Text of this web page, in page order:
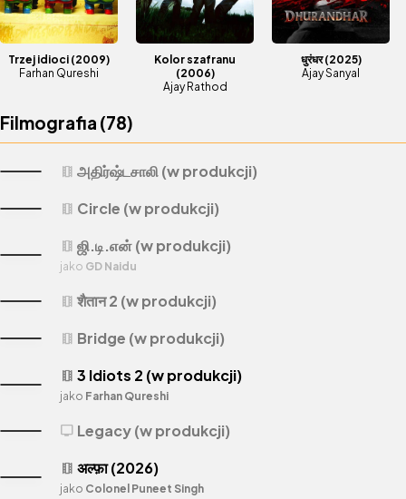
Trzej idioci (2009)
Farhan Qureshi
Kolor szafranu
(2006)
Ajay Rathod
धुरंधर(2025)
Ajay Sanyal
Filmografia (78)
theaters அதிர்ஷ்டசாலி (w produkcji)
theaters Circle (w produkcji)
theaters ஜி.டி.என் (w produkcji)
jako GD Naidu
theaters शैतान 2 (w produkcji)
theaters Bridge (w produkcji)
theaters अल्फ़ा (2026)
jako Colonel Puneet Singh
theaters 3 Idiots 2 (w produkcji)
jako Farhan Qureshi
tv Legacy (w produkcji)